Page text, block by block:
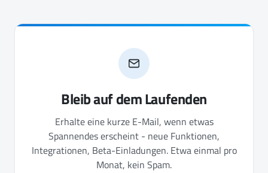
Bleib auf dem Laufenden
Erhalte eine kurze E-Mail, wenn etwas
Spannendes erscheint - neue Funktionen,
Integrationen, Beta-Einladungen. Etwa einmal pro
Monat, kein Spam.